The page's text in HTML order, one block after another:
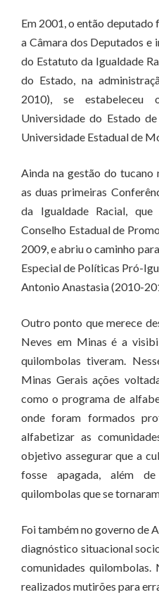
Em 2001, o então
a Câmara dos Deputados e
do Estatuto da Igualdade
do Estado, na
2010), se
Universidade do Estado
Universidade Estadual de
Ainda na gestão do tucano
as duas primeiras
da Igualdade Racial,
Conselho Estadual de
2009, e abriu o caminho
Especial de Políticas Pró-
Antonio Anastasia (2010-
Outro ponto que merece
Neves em Minas é a
quilombolas tiveram.
Minas Gerais ações
como o programa de
onde foram formados
alfabetizar as
objetivo assegurar que a
fosse apagada, além
quilombolas que se
Foi também no governo de
diagnóstico situacional
comunidades quilombolas.
realizados mutirões para